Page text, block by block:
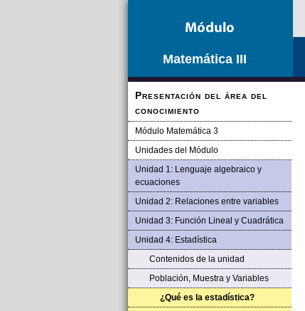
Matemática III
Presentación del área del
conocimiento
Módulo Matemática 3
Unidades del Módulo
Unidad 1: Lenguaje algebraico y
ecuaciones
Unidad 2: Relaciones entre variables
Unidad 3: Función Lineal y Cuadrática
Unidad 4: Estadística
Contenidos de la unidad
Población, Muestra y Variables
¿Qué es la estadística?